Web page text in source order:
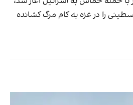
بیش از ۴۰,۹۰۰ فلسطینی را در غزه به کام مرگ کشانده